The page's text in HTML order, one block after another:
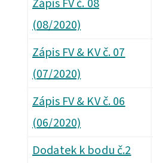
Zápis FV č. 08
(08/2020)
Zápis FV & KV č. 07
(07/2020)
Zápis FV & KV č. 06
(06/2020)
Dodatek k bodu č.2